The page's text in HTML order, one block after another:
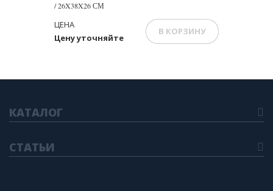
/ 26X38X26 СМ
Цену уточняйте
ЦЕНА
В КОРЗИНУ
КАТАЛОГ
СТАТЬИ